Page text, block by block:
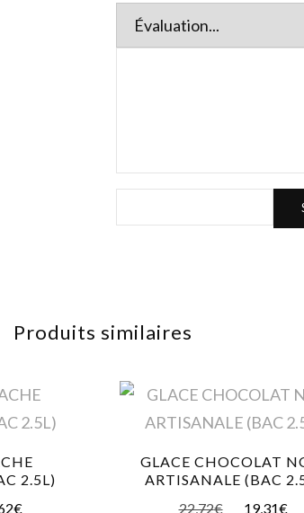
Produits similaires
2.5L)
€
GLACE CHOCOLAT
ARTISANALE (BAC
22,72€ 19,31€